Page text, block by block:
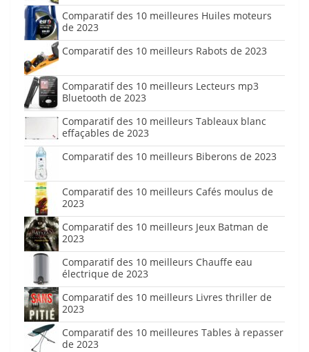
Comparatif des 10 meilleures Huiles moteurs
de 2023
Comparatif des 10 meilleurs Rabots de 2023
Comparatif des 10 meilleurs Lecteurs mp3
Bluetooth de 2023
Comparatif des 10 meilleurs Tableaux blanc
effaçables de 2023
Comparatif des 10 meilleurs Biberons de 2023
Comparatif des 10 meilleurs Cafés moulus de
2023
Comparatif des 10 meilleurs Jeux Batman de
2023
Comparatif des 10 meilleurs Chauffe eau
électrique de 2023
Comparatif des 10 meilleurs Livres thriller de
2023
Comparatif des 10 meilleures Tables à repasser
de 2023